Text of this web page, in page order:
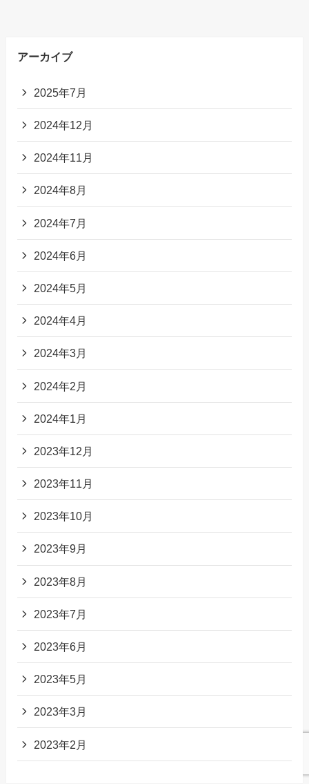
アーカイブ
2025年7月
2024年12月
2024年11月
2024年8月
2024年7月
2024年6月
2024年5月
2024年4月
2024年3月
2024年2月
2024年1月
2023年12月
2023年11月
2023年10月
2023年9月
2023年8月
2023年7月
2023年6月
2023年5月
2023年3月
2023年2月